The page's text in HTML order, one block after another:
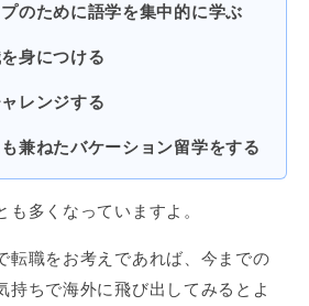
のために語学を集中的に学ぶ
身につける
レンジする
兼ねたバケーション留学をする
多くなっていますよ。
転職をお考えであれば、今までの
持ちで海外に飛び出してみるとよ